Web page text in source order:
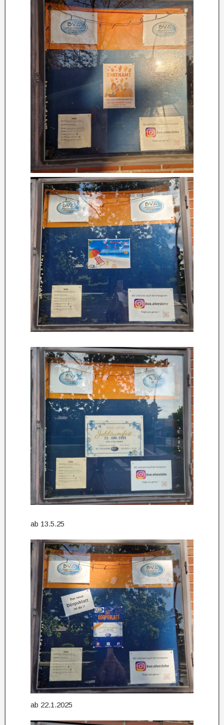
ab 13.5.25
ab 22.1.2025